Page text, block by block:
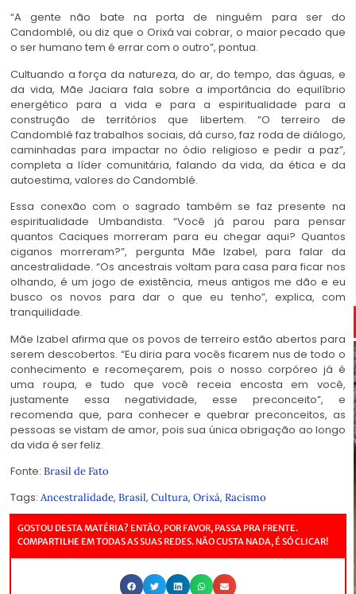
“A gente não bate na porta de ninguém para ser do
Candomblé, ou diz que o Orixá vai cobrar, o maior pecado que
o ser humano tem é errar com o outro”, pontua.
Cultuando a força da natureza, do ar, do tempo, das águas, e
da vida, Mãe Jaciara fala sobre a importância do equilíbrio
energético para a vida e para a espiritualidade para a
construção de territórios que libertem. “O terreiro de
Candomblé faz trabalhos sociais, dá curso, faz roda de diálogo,
caminhadas para impactar no ódio religioso e pedir a paz”,
completa a líder comunitária, falando da vida, da ética e da
autoestima, valores do Candomblé.
Essa conexão com o sagrado também se faz presente na
espiritualidade Umbandista. “Você já parou para pensar
quantos Caciques morreram para eu chegar aqui? Quantos
ciganos morreram?”, pergunta Mãe Izabel, para falar da
ancestralidade. “Os ancestrais voltam para casa para ficar nos
olhando, é um jogo de existência, meus antigos me dão e eu
busco os novos para dar o que eu tenho”, explica, com
tranquilidade.
Mãe Izabel afirma que os povos de terreiro estão abertos para
serem descobertos. “Eu diria para vocês ficarem nus de todo o
conhecimento e recomeçarem, pois o nosso corpóreo já é
uma roupa, e tudo que você receia encosta em você,
justamente essa negatividade, esse preconceito”, e
recomenda que, para conhecer e quebrar preconceitos, as
pessoas se vistam de amor, pois sua única obrigação ao longo
da vida é ser feliz.
Fonte: Brasil de Fato
Tags: Ancestralidade, Brasil, Cultura, Orixá, Racismo
GOSTOU DESTA MATÉRIA? ENTÃO, POR FAVOR, PASSA PRA FRENTE.
COMPARTILHE EM TODAS AS SUAS REDES. NÃO CUSTA NADA, É SÓ CLICAR!